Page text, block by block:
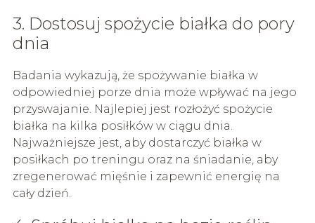
3. Dostosuj spożycie białka do pory
dnia
Badania wykazują, że spożywanie białka w
odpowiedniej porze dnia może wpływać na jego
przyswajanie. Najlepiej jest rozłożyć spożycie
białka na kilka posiłków w ciągu dnia.
Najważniejsze jest, aby dostarczyć białka w
posiłkach po treningu oraz na śniadanie, aby
zregenerować mięśnie i zapewnić energię na
cały dzień.